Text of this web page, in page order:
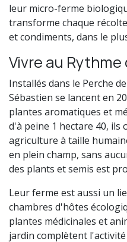
leur micro-ferme
transforme chaque
et condiments, dans le
Vivre au
Installés dans le Perche
Sébastien se lancent en
plantes aromatiques et
d'à peine 1 hectare 40, ils
agriculture à taille
en plein champ, sans
des plants et semis est
Leur ferme est aussi un
chambres d'hôtes
plantes médicinales et
jardin complètent